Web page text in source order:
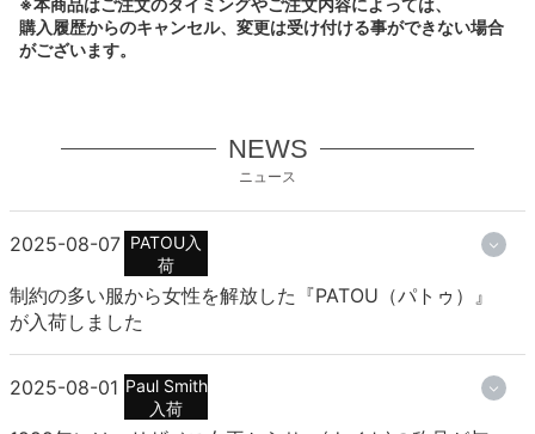
購入履歴からのキャンセル、変更は受け付ける事ができない場合
がございます。
NEWS
ニュース
2025-08-07 PATOU入
荷
制約の多い服から女性を解放した『PATOU（パトゥ）』
が入荷しました
2025-08-01 Paul Smith
入荷